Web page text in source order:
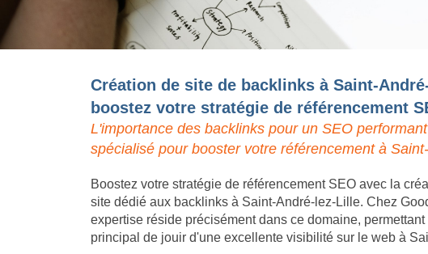
Création de site de backlinks à Saint-
boostez votre stratégie de référencement
L'importance des backlinks pour un SEO
spécialisé pour booster votre référencement à
Boostez votre stratégie de référencement SEO avec la
site dédié aux backlinks à Saint-André-lez-Lille. Chez
expertise réside précisément dans ce domaine,
principal de jouir d'une excellente visibilité sur le web à